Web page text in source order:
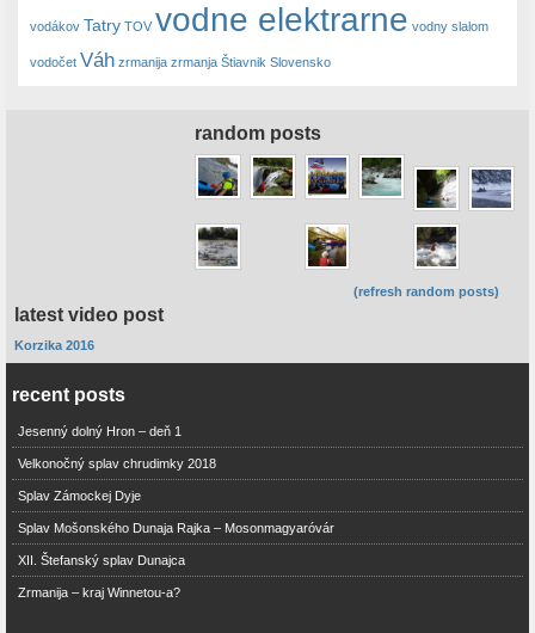
vodákov Tatry TOV vodne elektrarne vodny slalom
vodočet Váh zrmanija zrmanja Štiavnik Slovensko
random posts
(refresh random posts)
latest video post
Korzika 2016
recent posts
Jesenný dolný Hron – deň 1
Velkonočný splav chrudimky 2018
Splav Zámockej Dyje
Splav Mošonského Dunaja Rajka – Mosonmagyaróvár
XII. Štefanský splav Dunajca
Zrmanija – kraj Winnetou-a?